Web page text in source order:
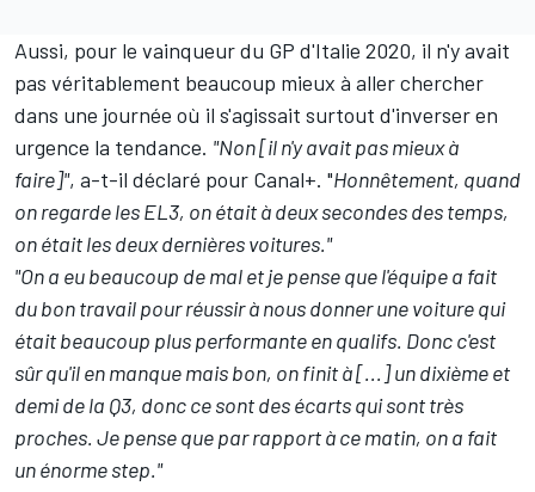
Aussi, pour le vainqueur du GP d'Italie 2020, il n'y avait
pas véritablement beaucoup mieux à aller chercher
dans une journée où il s'agissait surtout d'inverser en
urgence la tendance. "Non [il n'y avait pas mieux à
faire]", a-t-il déclaré pour Canal+. "Honnêtement, quand
on regarde les EL3, on était à deux secondes des temps,
on était les deux dernières voitures."
"On a eu beaucoup de mal et je pense que l'équipe a fait
du bon travail pour réussir à nous donner une voiture qui
était beaucoup plus performante en qualifs. Donc c'est
sûr qu'il en manque mais bon, on finit à [...] un dixième et
demi de la Q3, donc ce sont des écarts qui sont très
proches. Je pense que par rapport à ce matin, on a fait
un énorme step."